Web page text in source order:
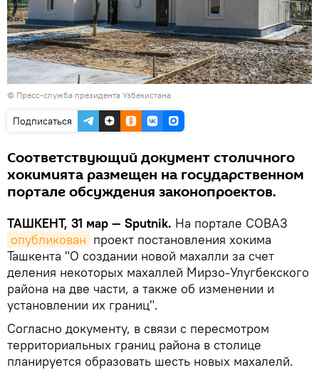
© Пресс-служба президента Узбекистана
Подписаться
Соответствующий документ столичного
хокимията размещен на государственном
портале обсуждения законопроектов.
ТАШКЕНТ, 31 мар — Sputnik. На портале СОВАЗ
опубликован проект постановления хокима
Ташкента "О создании новой махалли за счет
деления некоторых махаллей Мирзо-Улугбекского
района на две части, а также об изменении и
установлении их границ".
Согласно документу, в связи с пересмотром
территориальных границ района в столице
планируется образовать шесть новых махалелй.